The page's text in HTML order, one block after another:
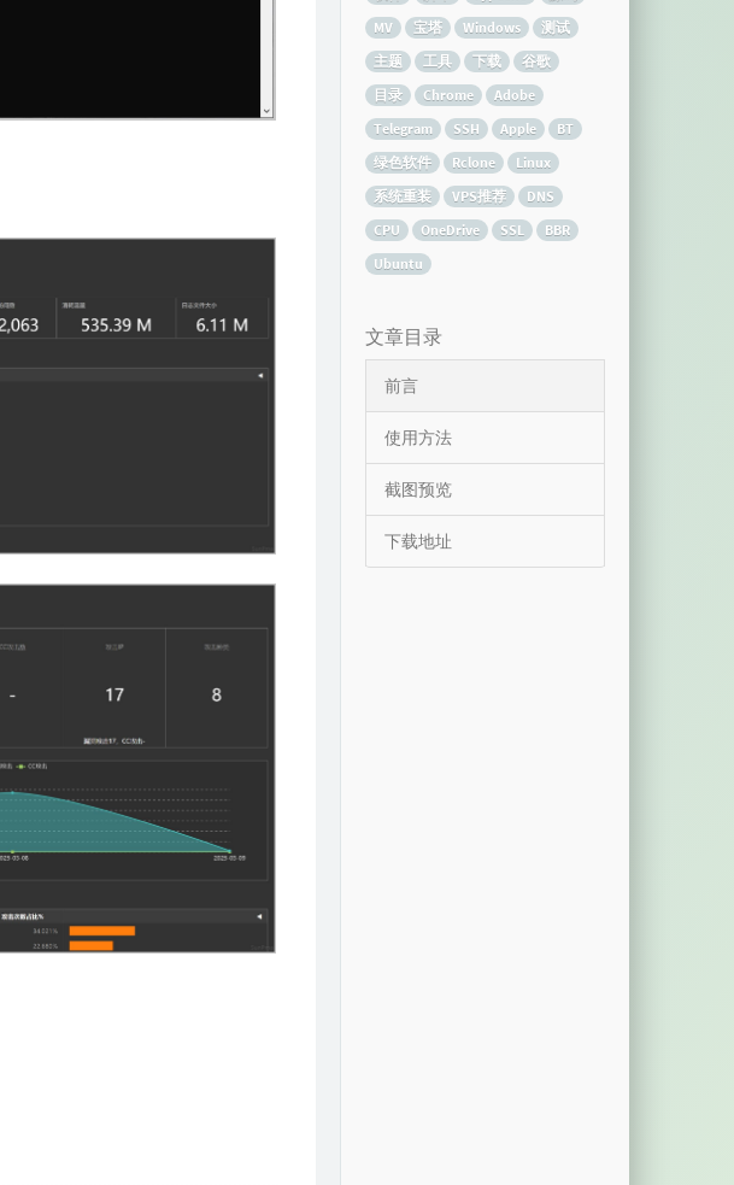
MV
宝塔 Windows
测试
主题
工具 下载
谷歌
目录
Chrome
Adobe
Telegram
SSH Apple
BT
绿色软件
Rclone
Linux
系统重装
VPS推荐
DNS
CPU
OneDrive SSL
BBR
Ubuntu
文章目录
前言
使用方法
截图预览
下载地址